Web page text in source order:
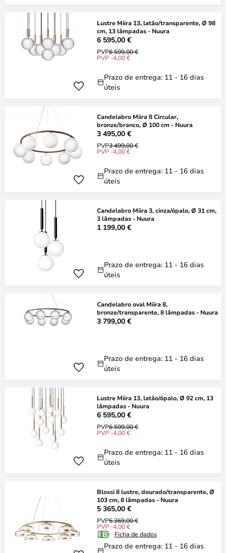
Lustre Miira 13, latão/transparente, Ø 98
cm, 13 lâmpadas - Nuura
6 595,00 €
PVP6 599,00 €
PVP -4,00 €
Prazo de entrega: 11 - 16 dias
úteis
Candelabro Miira 8 Circular,
bronze/branco, Ø 100 cm - Nuura
3 495,00 €
PVP3 499,00 €
PVP -4,00 €
Prazo de entrega: 11 - 16 dias
úteis
Candelabro Miira 3, cinza/ópalo, Ø 31 cm,
3 lâmpadas - Nuura
1 199,00 €
Prazo de entrega: 11 - 16 dias
úteis
Candelabro oval Miira 8,
bronze/transparente, 8 lâmpadas - Nuura
3 799,00 €
Prazo de entrega: 11 - 16 dias
úteis
Lustre Miira 13, latão/ópalo, Ø 92 cm, 13
lâmpadas - Nuura
6 595,00 €
PVP6 599,00 €
PVP -4,00 €
Prazo de entrega: 11 - 16 dias
úteis
Blossi 8 lustre, dourado/transparente, Ø
103 cm, 8 lâmpadas - Nuura
5 365,00 €
PVP5 369,00 €
PVP -4,00 €
Ficha de dados
Prazo de entrega: 11 - 16 dias